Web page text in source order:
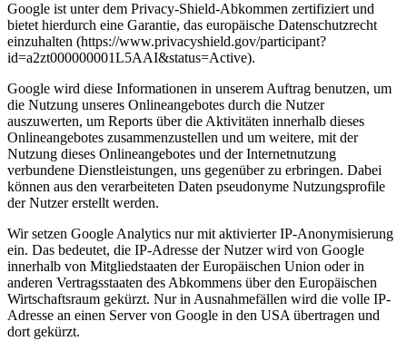
Google ist unter dem Privacy-Shield-Abkommen zertifiziert und
bietet hierdurch eine Garantie, das europäische Datenschutzrecht
einzuhalten (https://www.privacyshield.gov/participant?
id=a2zt000000001L5AAI&status=Active).
Google wird diese Informationen in unserem Auftrag benutzen, um
die Nutzung unseres Onlineangebotes durch die Nutzer
auszuwerten, um Reports über die Aktivitäten innerhalb dieses
Onlineangebotes zusammenzustellen und um weitere, mit der
Nutzung dieses Onlineangebotes und der Internetnutzung
verbundene Dienstleistungen, uns gegenüber zu erbringen. Dabei
können aus den verarbeiteten Daten pseudonyme Nutzungsprofile
der Nutzer erstellt werden.
Wir setzen Google Analytics nur mit aktivierter IP-Anonymisierung
ein. Das bedeutet, die IP-Adresse der Nutzer wird von Google
innerhalb von Mitgliedstaaten der Europäischen Union oder in
anderen Vertragsstaaten des Abkommens über den Europäischen
Wirtschaftsraum gekürzt. Nur in Ausnahmefällen wird die volle IP-
Adresse an einen Server von Google in den USA übertragen und
dort gekürzt.